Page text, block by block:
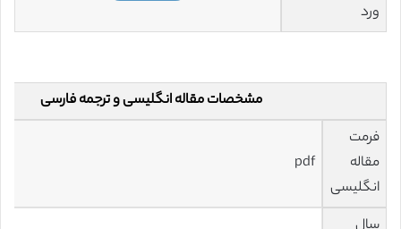
ورد
مشخصات مقاله انگلیسی و ترجمه فارسی
فرمت
مقاله
انگلیسی
pdf